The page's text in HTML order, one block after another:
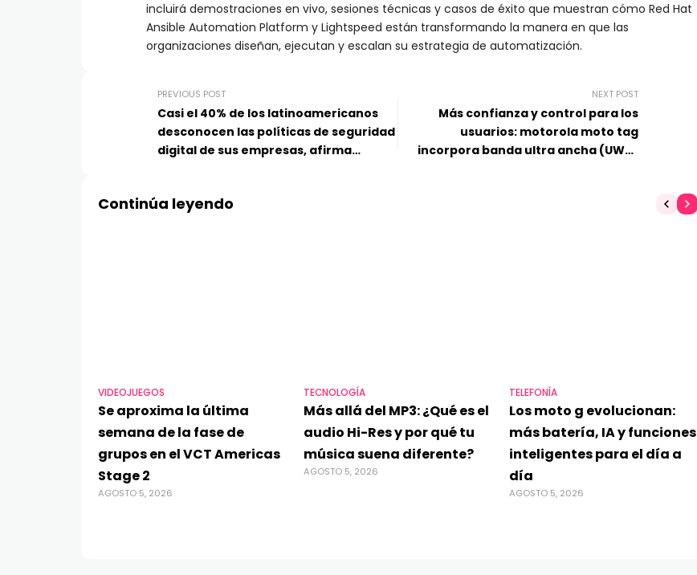
incluirá demostraciones en vivo, sesiones técnicas y casos de éxito que muestran cómo Red Hat
Ansible Automation Platform y Lightspeed están transformando la manera en que las
organizaciones diseñan, ejecutan y escalan su estrategia de automatización.
PREVIOUS POST
Casi el 40% de los latinoamericanos
desconocen las políticas de seguridad
digital de sus empresas, afirma
NEXT POST
Más confianza y control para los
usuarios: motorola moto tag
incorpora banda ultra ancha (UWB)
Continúa leyendo
VIDEOJUEGOS
Se aproxima la última
semana de la fase de
grupos en el VCT Americas
Stage 2
AGOSTO 5, 2026
TECNOLOGÍA
Más allá del MP3: ¿Qué es el
audio Hi-Res y por qué tu
música suena diferente?
AGOSTO 5, 2026
TELEFONÍA
Los moto g evolucionan:
más batería, IA y funciones
inteligentes para el día a
día
AGOSTO 5, 2026